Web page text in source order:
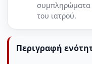
συμπληρώματα
του ιατρού.
Περιγραφή